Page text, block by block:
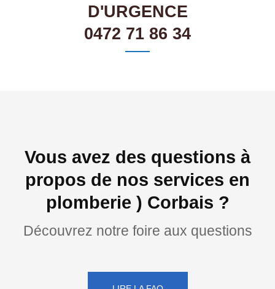
D'URGENCE
0472 71 86 34
Vous avez des questions à
propos de nos services en
plomberie ) Corbais ?
Découvrez notre foire aux questions